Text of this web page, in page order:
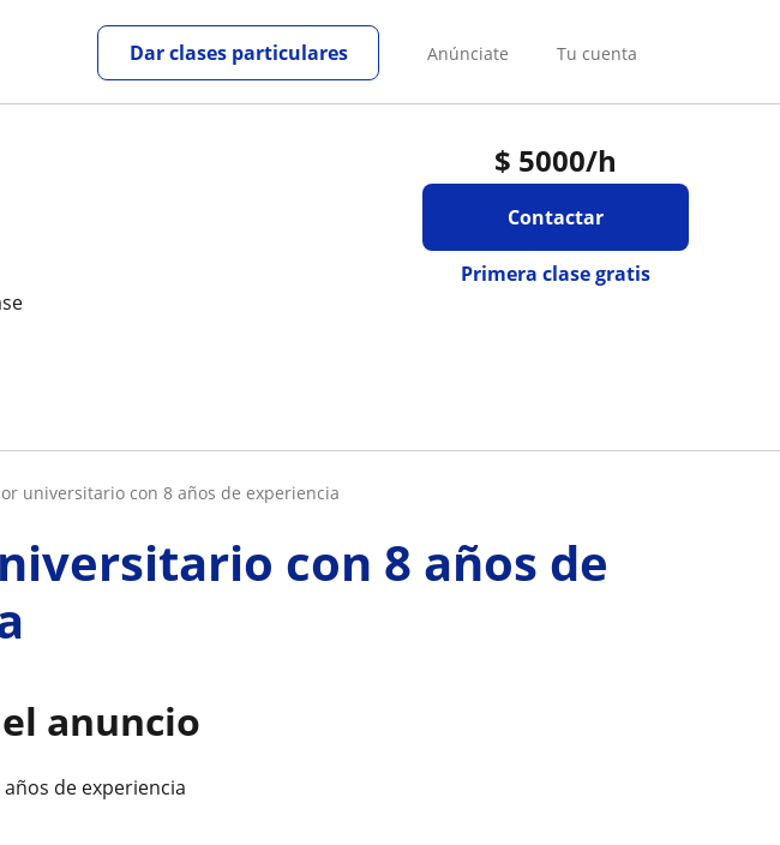
Anúnciate Tu cuenta
Dar clases particulares
$ 5000/h
Contactar
Primera clase gratis
universitario con 8 años de experiencia
con 8 años de
anuncio
de experiencia